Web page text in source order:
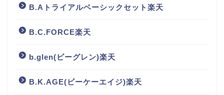
B.Aトライアルベーシックセット楽天
B.C.FORCE楽天
b.glen(ビーグレン)楽天
B.K.AGE(ビーケーエイジ)楽天